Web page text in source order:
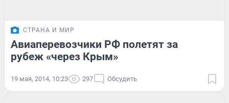
СТРАНА И МИР
Авиаперевозчики РФ полетят за
рубеж «через Крым»
19 мая, 2014, 10:23 297 Обсудить